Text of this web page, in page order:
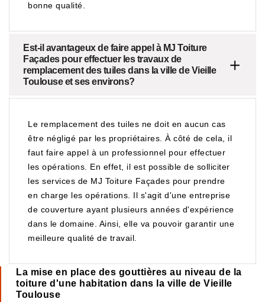
bonne qualité.
Est-il avantageux de faire appel à MJ Toiture
Façades pour effectuer les travaux de
remplacement des tuiles dans la ville de Vieille
Toulouse et ses environs?
Le remplacement des tuiles ne doit en aucun cas
être négligé par les propriétaires. À côté de cela, il
faut faire appel à un professionnel pour effectuer
les opérations. En effet, il est possible de solliciter
les services de MJ Toiture Façades pour prendre
en charge les opérations. Il s'agit d'une entreprise
de couverture ayant plusieurs années d'expérience
dans le domaine. Ainsi, elle va pouvoir garantir une
meilleure qualité de travail.
La mise en place des gouttières au niveau de la
toiture d'une habitation dans la ville de Vieille
Toulouse